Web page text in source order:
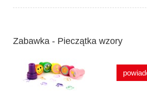
Zabawka - Pieczątka wzory